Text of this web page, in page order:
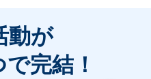
動が
で完結！